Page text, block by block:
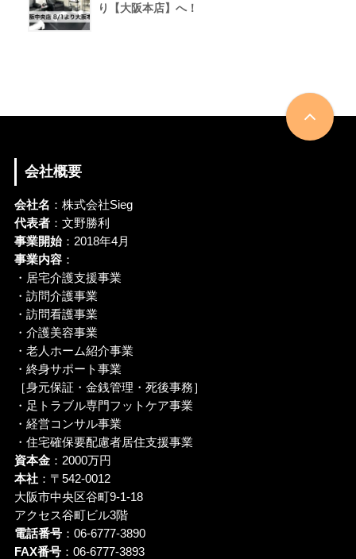
り【大阪本店】へ！
会社概要
会社名 ：株式会社Sieg
代表者：文野勝利
事業開始：2018年4月
事業内容：
・居宅介護支援事業
・訪問介護事業
・訪問看護事業
・介護美容事業
・老人ホーム紹介事業
・終身サポート事業
［身元保証・金銭管理・死後事務］
・足トラブル専門フットケア事業
・経営コンサル事業
・住宅確保要配慮者居住支援事業
資本金：2000万円
本社：〒542-0012
大阪市中央区谷町9-1-18
アクセス谷町ビル3階
電話番号：06-6777-3890
FAX番号：06-6777-3893